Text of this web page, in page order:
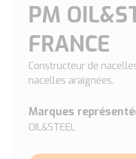
PM
FRANCE
Constructeur de
nacelles araignées.
Marques
OIL&STEEL